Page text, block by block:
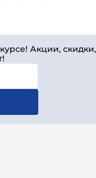
Акции, скидки,